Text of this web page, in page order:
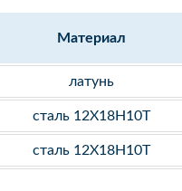
Материал
латунь
сталь 12Х18Н10Т
сталь 12Х18Н10Т